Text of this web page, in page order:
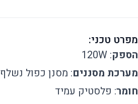
מפרט טכני:
הספק: 120W
מערכת מסננים: מסנן כפול נשלף
חומר: פלסטיק עמיד